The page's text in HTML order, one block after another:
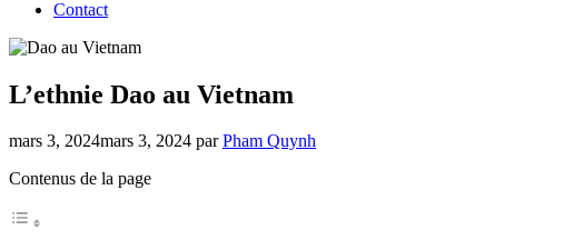
Contact
L’ethnie Dao au Vietnam
mars 3, 2024mars 3, 2024 parPham Quynh
Contenus de la page